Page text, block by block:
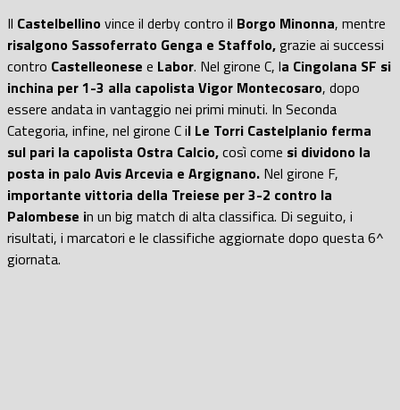
Il Castelbellinovince il derby contro il Borgo Minonna, mentre
risalgono Sassoferrato Genga e Staffolo,grazie ai successi
contro Castelleonese e Labor. Nel girone C, la Cingolana SF si
inchina per 1-3 alla capolista Vigor Montecosaro, dopo
essere andata in vantaggio nei primi minuti. In Seconda
Categoria, infine, nel girone C il Le Torri Castelplanio ferma
sul pari la capolista Ostra Calcio,così come si dividono la
posta in palo Avis Arcevia e Argignano. Nel girone F,
importante vittoria della Treiese per 3-2 contro la
Palombese in un big match di alta classifica. Di seguito, i
risultati, i marcatori e le classifiche aggiornate dopo questa 6^
giornata.